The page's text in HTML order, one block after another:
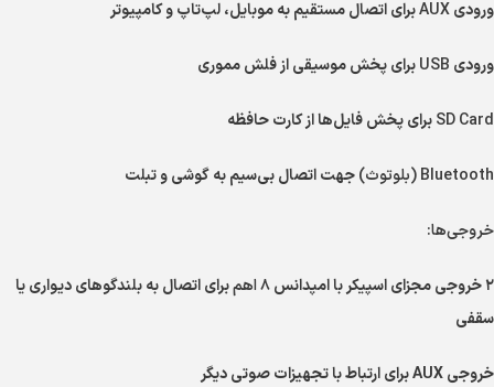
ورودیAUXبرای اتصال مستقیم به موبایل، لپ‌تاپ و کامپیوتر
ورودی USBبرای پخش موسیقی از فلش مموری
SD Cardبرای پخش فایل‌ها از کارت حافظه
Bluetooth (بلوتوث) جهت اتصال بی‌سیم به گوشی و تبلت
خروجی‌ها:
۲ خروجی مجزای اسپیکر با امپدانس ۸ اهم
برای اتصال به بلندگوهای دیواری یا
سقفی
خروجی AUX برای ارتباط با تجهیزات صوتی دیگر